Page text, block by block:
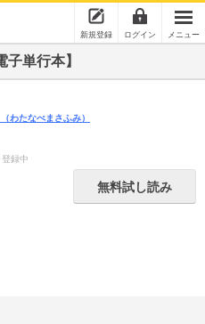
新規登録 ログイン メニュー
単行本】
（わたなべまさふみ）
録中
無料試し読み